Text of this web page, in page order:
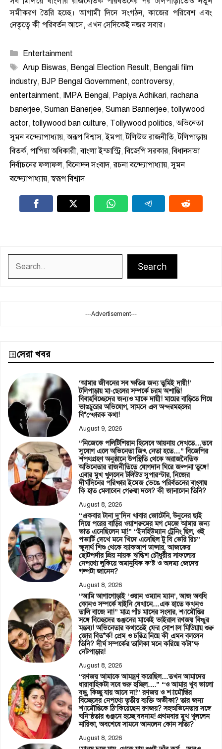
সমীকরণ তৈরি হচ্ছে। আগামী দিনে সংগঠন, কাজের পরিবেশ এবং
নেতৃত্বে কী পরিবর্তন আসে, এখন সেদিকেই নজর সবার।
Categories
Entertainment
Tags
Arup Biswas, Bengal Election Result, Bengali film
industry, BJP Bengal Government, controversy,
entertainment, IMPA Bengal, Papiya Adhikari, rachana
banerjee, Suman Banerjee, Suman Bannerjee, tollywood
actor, tollywood ban culture, Tollywood politics,অভিনেতা
সুমন বন্দ্যোপাধ্যায়,অরূপ বিশ্বাস,ইমপা,টলিউড রাজনীতি,টলিপাড়ায়
বিতর্ক, পাপিয়া অধিকারী,বাংলা ইন্ডাস্ট্রি,বিজেপি সরকার,বিধানসভা
নির্বাচনের ফলাফল,বিনোদন সংবাদ,রচনা বন্দ্যোপাধ্যায়,সুমন
বন্দ্যোপাধ্যায়,স্বরূপ বিশ্বাস
Search
---Advertisement---
সেরা খবর
‘আমার জীবনের সব ক্ষতির জন্য তুমিই দায়ী!’
টলিপাড়ায় মা-ছেলের সম্পর্কে চরম অশান্তি!
বিবাহবিচ্ছেদের জন্যও মাকে দায়ী! মায়ের বাড়িতে গিয়ে
ভাঙচুরের অভিযোগ, সামনে এল অন্দরমহলের
বি*স্ফোরক কথা!
August 9, 2026
“নিজেকে পলিটিশিয়ান হিসেবে আয়নায় দেখতে…তবে
সুযোগ এলে অভিনেতা জিৎ নেতা হতে…” বিজেপির
শপথগ্রহণ অনুষ্ঠানে উপস্থিতি থেকে অরাজনৈতিক
অভিনেতার রাজনীতিতে যোগদান ঘিরে জল্পনা তুঙ্গে!
এবার মুখ খুললেন টলিউড সুপারস্টার, নিজের
দীর্ঘদিনের পরিষ্কার ইমেজ ভেঙে পরির্বতনের বাংলায়
কি হাত মেলাবেন গেরুয়া দলে? কী জানালেন তিনি?
August 8, 2026
“একবার টানা দু’দিন খাবার জোটেনি, উনুনের ছাই
দিয়ে পরের বাড়ির ওয়াশরুমের মগ মেজে আমার জন্য
ভাত এনেছিলেন মা!” “ইনহিউম্যান ট্রেনিং ছিল, ওই
পভার্টি দেখে মনে খিদে এসেছিল টু বি ভেরি রিচ”
ক্ষুদার্থ শিশু থেকে ব্যাকআপ ডান্সার, আজকের
ছোটপর্দার প্রিয় নায়ক ঋদ্ধিশ চৌধুরীর সাফল্যের
নেপথ্যে লুকিয়ে অমানুষিক ক’ষ্ট ও অদম্য জেদের
গল্পটা জানেন?
August 8, 2026
“আমি আগাগোড়াই ‘ওয়ান ওম্যান ম্যান’, আজ অবধি
কোনও সম্পর্কে যাইনি যেখানে…এক হাতে কখনও
তালি বাজে না!” মাত্র পাঁচ মাসের সংসার, শ্যামৌপ্তির
সঙ্গে বিচ্ছেদের গুঞ্জনের মাঝেই ভাইরাল রণজয় বিষ্ণুর
মন্তব্য! অভিনেতার কথাতেই ফের সোশ্যাল মিডিয়ায় শুরু
জোর বিত*র্ক! প্রেম ও চরিত্র নিয়ে কী এমন বললেন
তিনি? দীর্ঘ সম্পর্কের তালিকা মনে করিয়ে কটা’ক্ষ
নেটপাড়ার!
August 8, 2026
“রণজয় আমাকে আমন্ত্রণ করেছিল…তখন আমাদের
ধারাবাহিকটা সবে শুরু হচ্ছিল….” “ও আমার খুব ভালো
বন্ধু, কিচ্ছু যায় আসে না!” রণজয় ও শ্যামৌপ্তির
বিচ্ছেদের নেপথ্যে তৃতীয় ব্যক্তি অভীকা? তার জন্য
শ্যামৌপ্তিকে ঠি’কিয়েছেন রণজয়? সহঅভিনেতার সঙ্গে
ঘনি’ষ্ঠতার গুঞ্জনে হচ্ছে বদনাম! প্রথমবার মুখ খুললেন
নায়িকা, অবশেষে সামনে আনলেন কোন সত্যি?
August 8, 2026